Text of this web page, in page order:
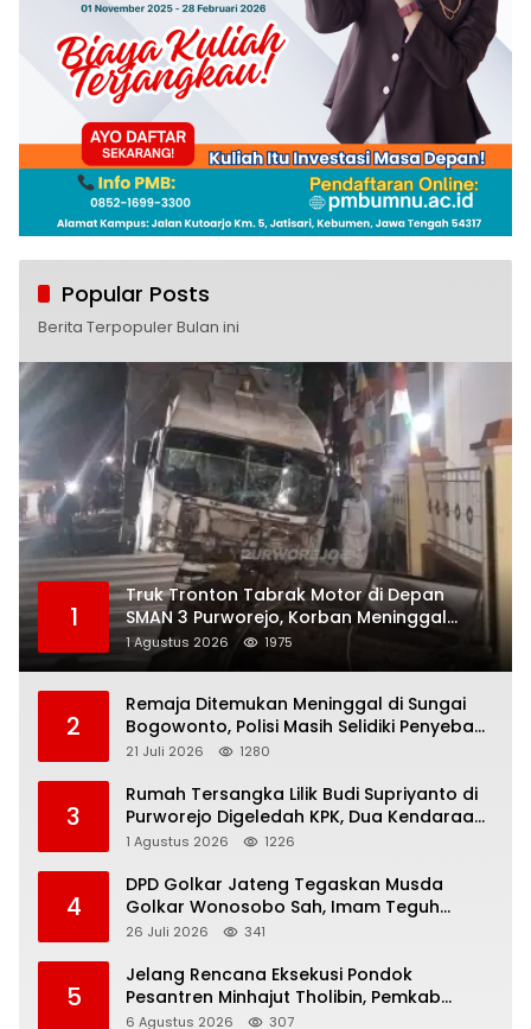
Popular Posts
Berita Terpopuler Bulan ini
1
Truk Tronton Tabrak Motor di Depan
SMAN 3 Purworejo, Korban Meninggal
Dunia, Polisi Masih Selidiki Penyebab
1 Agustus 2026 1975
2
Remaja Ditemukan Meninggal di Sungai
Bogowonto, Polisi Masih Selidiki Penyebab
Kematian
21 Juli 2026 1280
3
Rumah Tersangka Lilik Budi Supriyanto di
Purworejo Digeledah KPK, Dua Kendaraan
Diamankan
1 Agustus 2026 1226
4
DPD Golkar Jateng Tegaskan Musda
Golkar Wonosobo Sah, Imam Teguh
Purnomo Terpilih Secara Aklamasi
26 Juli 2026 341
5
Jelang Rencana Eksekusi Pondok
Pesantren Minhajut Tholibin, Pemkab
Purworejo Dorong Penundaan hingga
6 Agustus 2026 307